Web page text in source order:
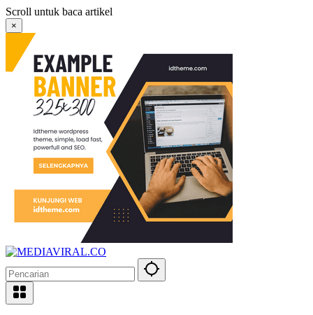
Langsung
ke
konten
Scroll untuk baca artikel
×